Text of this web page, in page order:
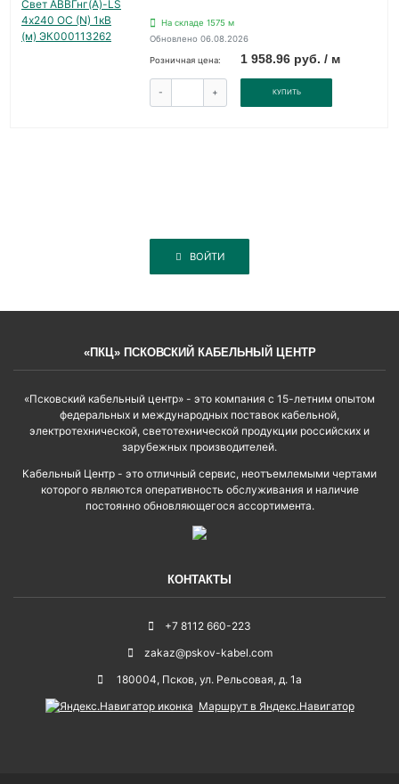
На складе 1575 м
Обновлено 06.08.2026
Розничная цена: 1 958.96 руб. / м
- + КУПИТЬ
ВОЙТИ
«ПКЦ» ПСКОВСКИЙ КАБЕЛЬНЫЙ ЦЕНТР
«Псковский кабельный центр» - это компания с 15-летним опытом
федеральных и международных поставок кабельной,
электротехнической, светотехнической продукции российских и
зарубежных производителей.
Кабельный Центр - это отличный сервис, неотъемлемыми чертами
которого являются оперативность обслуживания и наличие
постоянно обновляющегося ассортимента.
КОНТАКТЫ
+7 8112 660-223
zakaz@pskov-kabel.com
180004, Псков, ул. Рельсовая, д. 1а
Маршрут в Яндекс.Навигатор